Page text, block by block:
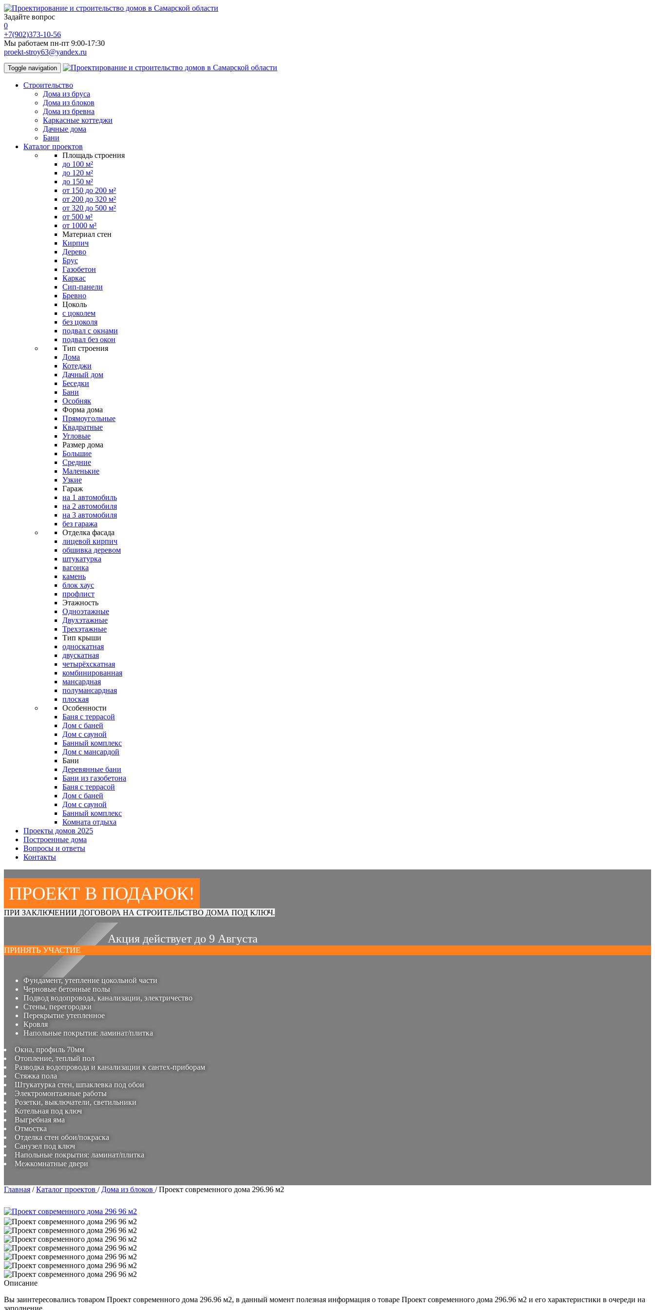
Задайте вопрос
0
+7(902)373-10-56
Мы работаем пн-пт 9:00-17:30
proekt-stroy63@yandex.ru
Toggle navigation
Строительство
Дома из бруса
Дома из блоков
Дома из бревна
Каркасные коттеджи
Дачные дома
Бани
Каталог проектов
Площадь строения
до 100 м²
до 120 м²
до 150 м²
от 150 до 200 м²
от 200 до 320 м²
от 320 до 500 м²
от 500 м²
от 1000 м²
Материал стен
Кирпич
Дерево
Брус
Газобетон
Каркас
Сип-панели
Бревно
Цоколь
с цоколем
без цоколя
подвал с окнами
подвал без окон
Тип строения
Дома
Котеджи
Дачный дом
Беседки
Бани
Особняк
Форма дома
Прямоугольные
Квадратные
Угловые
Размер дома
Большие
Средние
Маленькие
Узкие
Гараж
на 1 автомобиль
на 2 автомобиля
на 3 автомобиля
без гаража
Отделка фасада
лицевой кирпич
обшивка деревом
штукатурка
вагонка
камень
блок хаус
профлист
Этажность
Одноэтажные
Двухэтажные
Трехэтажные
Тип крыши
односкатная
двускатная
четырёхскатная
комбинированная
мансардная
полумансардная
плоская
Особенности
Баня с террасой
Дом с баней
Дом с сауной
Банный комплекс
Дом с мансардой
Бани
Деревянные бани
Бани из газобетона
Баня с террасой
Дом с баней
Дом с сауной
Банный комплекс
Комната отдыха
Проекты домов 2025
Построенные дома
Вопросы и ответы
Контакты
ПРОЕКТ В ПОДАРОК!
ПРИ ЗАКЛЮЧЕНИИ ДОГОВОРА НА СТРОИТЕЛЬСТВО ДОМА ПОД КЛЮЧ.
Акция действует до 9 Августа
ПРИНЯТЬ УЧАСТИЕ
Фундамент, утепление цокольной части
Черновые бетонные полы
Подвод водопровода, канализации, электричество
Стены, перегородки
Перекрытие утепленное
Кровля
Напольные покрытия: ламинат/плитка
Окна, профиль 70мм
Отопление, теплый пол
Разводка водопровода и канализации к сантех-приборам
Стяжка пола
Штукатурка стен, шпаклевка под обои
Электромонтажные работы
Розетки, выключатели, светильники
Котельная под ключ
Выгребная яма
Отмостка
Отделка стен обои/покраска
Санузел под ключ
Напольные покрытия: ламинат/плитка
Межкомнатные двери
Главная /Каталог проектов / Дома из блоков /Проект современного дома 296.96 м2
Описание
Вы заинтересовались товаром Проект современного дома 296.96 м2, в данный момент полезная информация о товаре Проект современного дома 296.96 м2 и его характеристики в очереди на
заполнение.